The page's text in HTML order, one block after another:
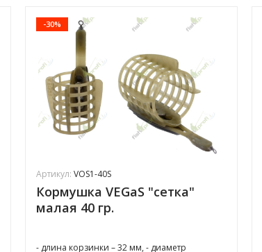
-30%
Артикул: VOS1-40S
Кормушка VEGaS "сетка"
малая 40 гр.
- длина корзинки – 32 мм, - диаметр